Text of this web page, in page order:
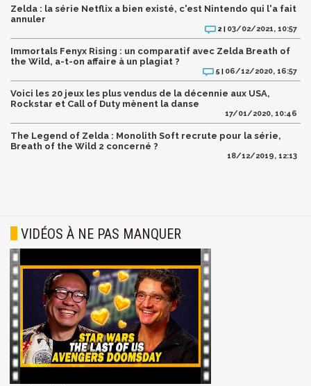
Zelda : la série Netflix a bien existé, c'est Nintendo qui l'a fait
annuler
2 | 03/02/2021, 10:57
Immortals Fenyx Rising : un comparatif avec Zelda Breath of
the Wild, a-t-on affaire à un plagiat ?
5 | 06/12/2020, 16:57
Voici les 20 jeux les plus vendus de la décennie aux USA,
Rockstar et Call of Duty mènent la danse
17/01/2020, 10:46
The Legend of Zelda : Monolith Soft recrute pour la série,
Breath of the Wild 2 concerné ?
18/12/2019, 12:13
VIDÉOS À NE PAS MANQUER